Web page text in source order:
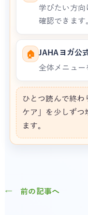
学びたい方向
確認できます
🏠 JAHAヨガ公
全体メニュー
ひとつ読んで終わ
ケア」を少しずつ
ます。
← 前の記事へ